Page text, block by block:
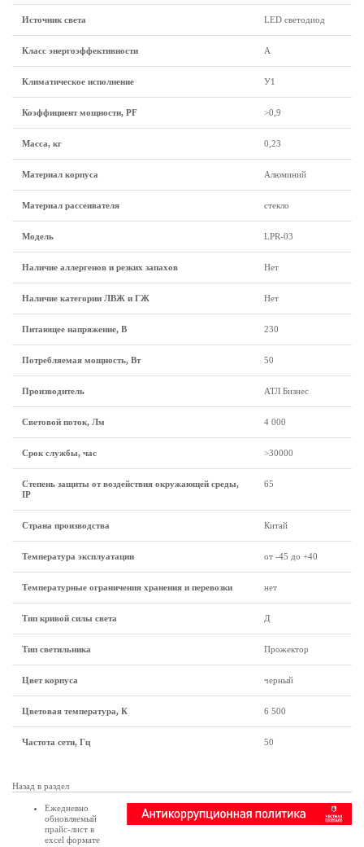
Источник света LED светодиод
Класс энергоэффективности А
Климатическое исполнение У1
Коэффициент мощности, PF >0,9
Масса, кг 0,23
Материал корпуса Алюминий
Материал рассеивателя стекло
Модель LPR-03
Наличие аллергенов и резких запахов Нет
Наличие категории ЛВЖ и ГЖ Нет
Питающее напряжение, В 230
Потребляемая мощность, Вт 50
Производитель АТЛ Бизнес
Световой поток, Лм 4 000
Срок службы, час >30000
Степень защиты от воздействия окружающей среды,
IP
65
Страна производства Китай
Температура эксплуатации от -45 до +40
Температурные ограничения хранения и перевозки нет
Тип кривой силы света Д
Тип светильника Прожектор
Цвет корпуса черный
Цветовая температура, К 6 500
Частота сети, Гц 50
Назад в раздел
Ежедневно
обновляемый
прайс-лист в
excel формате